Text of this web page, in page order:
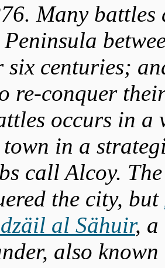
Many
six centuries;
re-conquer
occurs in
in a
call Alcoy.
the city, but
al Sähuir, a
also